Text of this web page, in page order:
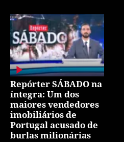
Repórter SÁBADO na
íntegra: Um dos
maiores vendedores
imobiliários de
Portugal acusado de
burlas milionárias